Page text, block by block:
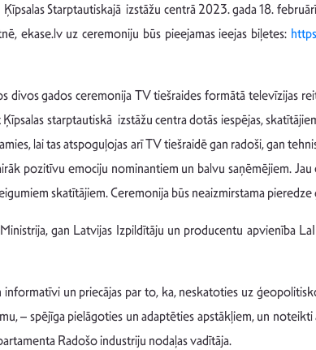
Starptautiskajā izstāžu centrā 2023. gada 18.
ekase.lv uz ceremoniju būs pieejamas ieejas biļetes:
gados ceremonija TV tiešraides formātā televīzijas
starptautiskā izstāžu centra dotās iespējas,
lai tas atspoguļojas arī TV tiešraidē gan radoši, gan
pozitīvu emociju nominantiem un balvu saņēmējiem. Jau
skatītājiem. Ceremonija būs neaizmirstama
gan Latvijas Izpildītāju un producentu apvienība
un priecājas par to, ka, neskatoties uz
– spējīga pielāgoties un adaptēties apstākļiem, un
Radošo industriju nodaļas vadītāja.